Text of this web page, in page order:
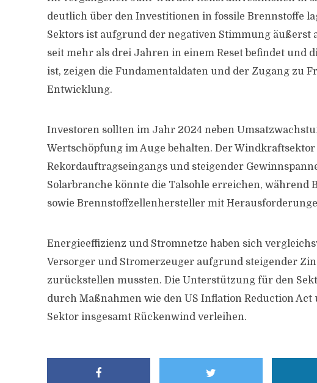
deutlich über den Investitionen in fossile Brennstoffe
Sektors ist aufgrund der negativen Stimmung äußerst
seit mehr als drei Jahren in einem Reset befindet und
ist, zeigen die Fundamentaldaten und der Zugang zu
Entwicklung.
Investoren sollten im Jahr 2024 neben
Wertschöpfung im Auge behalten. Der
Rekordauftragseingangs und steigender
Solarbranche könnte die Talsohle erreichen, während
sowie Brennstoffzellenhersteller mit
Energieeffizienz und Stromnetze haben sich
Versorger und Stromerzeuger aufgrund steigender
zurückstellen mussten. Die Unterstützung für den
durch Maßnahmen wie den US Inflation Reduction Act
Sektor insgesamt Rückenwind verleihen.